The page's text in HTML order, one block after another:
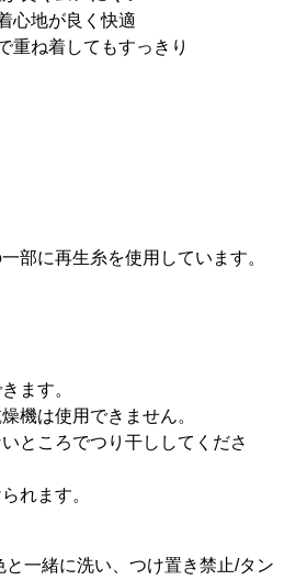
心地が良く快適
重ね着してもすっきり
部に再生糸を使用しています。
ます。
機は使用できません。
ところでつり干ししてくださ
れます。
一緒に洗い、つけ置き禁止/タン